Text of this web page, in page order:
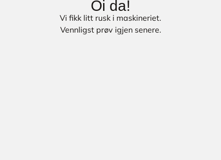
Oi da!
Vi fikk litt rusk i maskineriet.
Vennligst prøv igjen senere.